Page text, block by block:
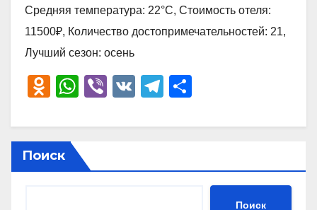
Средняя температура: 22°C, Стоимость отеля:
11500₽, Количество достопримечательностей: 21,
Лучший сезон: осень
O
n
o
kl
W
at
s
A
Vi
er
V
T
e
a
р
в
Поиск
Поиск